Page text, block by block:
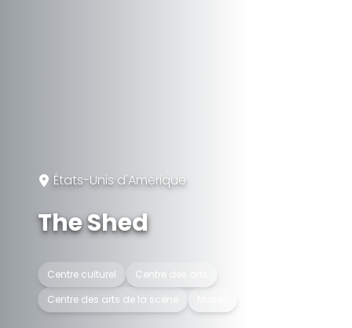
États-Unis d'Amérique
The Shed
Centre culturel
Centre des arts
Centre des arts de la scène